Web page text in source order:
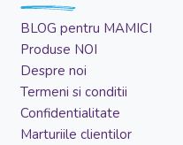
BLOG pentru MAMICI
Produse NOI
Despre noi
Termeni si conditii
Confidentialitate
Marturiile clientilor